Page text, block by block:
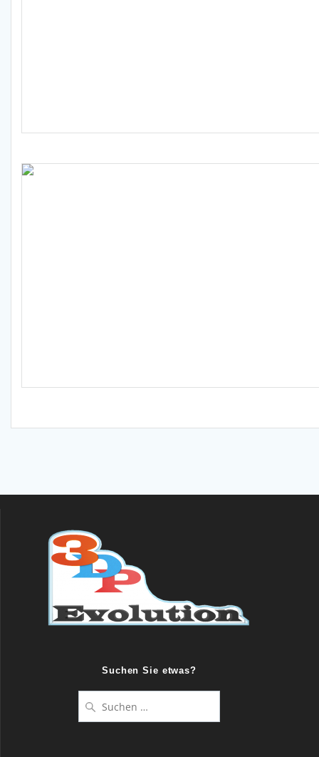
Suchen Sie etwas?
nach: